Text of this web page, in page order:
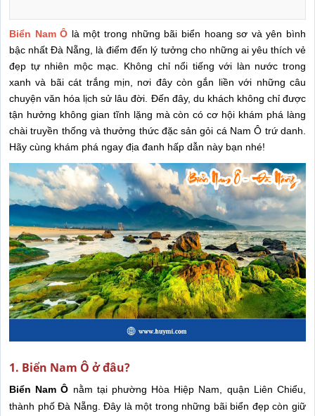
Biển Nam Ô là một trong những bãi biển hoang sơ và yên bình
bậc nhất Đà Nẵng, là điểm đến lý tưởng cho những ai yêu thích vẻ
đẹp tự nhiên mộc mạc. Không chỉ nổi tiếng với làn nước trong
xanh và bãi cát trắng mịn, nơi đây còn gắn liền với những câu
chuyện văn hóa lịch sử lâu đời. Đến đây, du khách không chỉ được
tận hưởng không gian tĩnh lặng mà còn có cơ hội khám phá làng
chài truyền thống và thưởng thức đặc sản gỏi cá Nam Ô trứ danh.
Hãy cùng khám phá ngay địa đanh hấp dẫn này bạn nhé!
1. Biển Nam Ô ở đâu?
Biển Nam Ô nằm tại phường Hòa Hiệp Nam, quận Liên Chiểu,
thành phố Đà Nẵng. Đây là một trong những bãi biển đẹp còn giữ